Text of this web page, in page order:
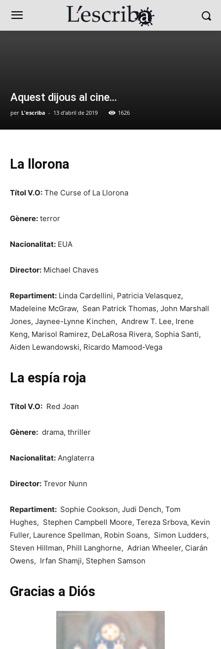
Aquest dijous al cine…
per L'escriba - 13 d'abril de 2019 1626
La llorona
Títol V.O: The Curse of La Llorona
Gènere: terror
Nacionalitat: EUA
Director: Michael Chaves
Repartiment: Linda Cardellini, Patricia Velasquez,
Madeleine McGraw, Sean Patrick Thomas, John Marshall
Jones, Jaynee-Lynne Kinchen, Andrew T. Lee, Irene
Keng, Marisol Ramirez, DeLaRosa Rivera, Sophia Santi,
Aiden Lewandowski, Ricardo Mamood-Vega
La espía roja
Títol V.O: Red Joan
Gènere: drama, thriller
Nacionalitat: Anglaterra
Director: Trevor Nunn
Repartiment: Sophie Cookson, Judi Dench, Tom
Hughes, Stephen Campbell Moore, Tereza Srbova, Kevin
Fuller, Laurence Spellman, Robin Soans, Simon Ludders,
Steven Hillman, Phill Langhorne, Adrian Wheeler, Ciarán
Owens, Irfan Shamji, Stephen Samson
Gracias a Diós